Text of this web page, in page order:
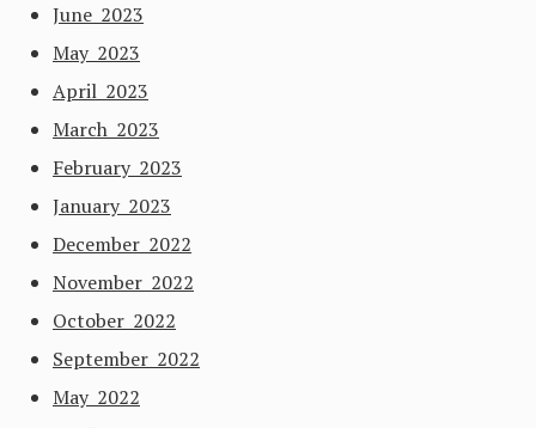
June 2023
May 2023
April 2023
March 2023
February 2023
January 2023
December 2022
November 2022
October 2022
September 2022
May 2022